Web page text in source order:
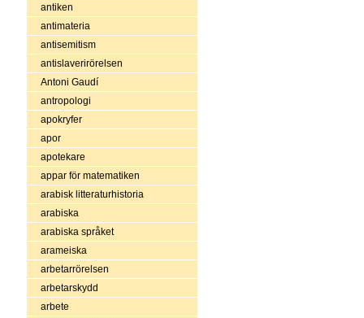
antiken
antimateria
antisemitism
antislaverirörelsen
Antoni Gaudí
antropologi
apokryfer
apor
apotekare
appar för matematiken
arabisk litteraturhistoria
arabiska
arabiska språket
arameiska
arbetarrörelsen
arbetarskydd
arbete